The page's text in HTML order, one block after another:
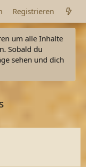
Registrieren
um alle Inhalte
Sobald du
sehen und dich